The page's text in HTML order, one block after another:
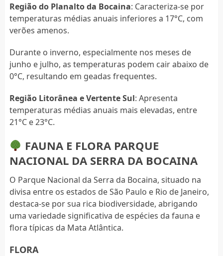
Região do Planalto da Bocaina: Caracteriza-se por
temperaturas médias anuais inferiores a 17°C, com
verões amenos.
Durante o inverno, especialmente nos meses de
junho e julho, as temperaturas podem cair abaixo de
0°C, resultando em geadas frequentes.
Região Litorânea e Vertente Sul: Apresenta
temperaturas médias anuais mais elevadas, entre
21°C e 23°C.
FAUNA E FLORA PARQUE
NACIONAL DA SERRA DA BOCAINA
O Parque Nacional da Serra da Bocaina, situado na
divisa entre os estados de São Paulo e Rio de Janeiro,
destaca-se por sua rica biodiversidade, abrigando
uma variedade significativa de espécies da fauna e
flora típicas da Mata Atlântica.
FLORA